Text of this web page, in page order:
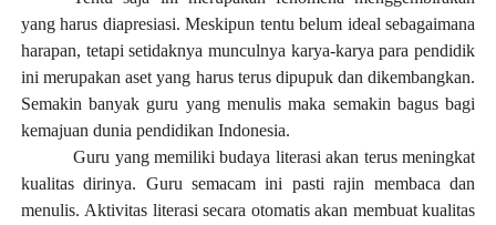
yang harus diapresiasi. Meskipun tentu belum ideal sebagaimana
harapan, tetapisetidaknya munculnya karya-karyaparapendidik
inimerupakanaset yang harus terus dipupuk dan dikembangkan.
Semakin banyak guru yang menulis maka semakin bagus bagi
kemajuan dunia pendidikan Indonesia.
Guru yang memiliki budaya literasi akan terus meningkat
kualitas dirinya. Guru semacam ini pasti rajin membaca dan
menulis. Aktivitas literasisecara otomatis akan membuat kualitas